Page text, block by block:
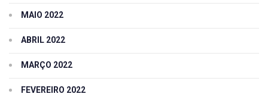
MAIO 2022
ABRIL 2022
MARÇO 2022
FEVEREIRO 2022